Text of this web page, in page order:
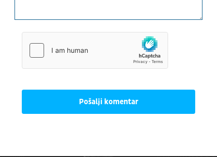
Pošalji komentar